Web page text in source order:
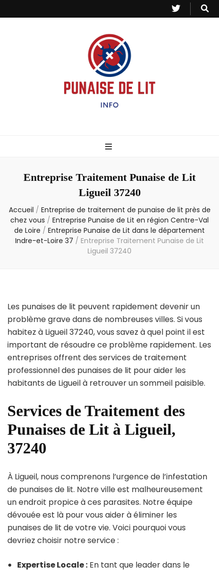
– Info
Entreprise Traitement Punaise de Lit
Ligueil 37240
Accueil / Entreprise de traitement de punaise de lit près de
chez vous / Entreprise Punaise de Lit en région Centre-Val
de Loire / Entreprise Punaise de Lit dans le département
Indre-et-Loire 37 / Entreprise Traitement Punaise de Lit
Ligueil 37240
Les punaises de lit peuvent rapidement devenir un
problème grave dans de nombreuses villes. Si vous
habitez à Ligueil 37240, vous savez à quel point il est
important de résoudre ce problème rapidement. Les
entreprises offrent des services de traitement
professionnel des punaises de lit pour aider les
habitants de Ligueil à retrouver un sommeil paisible.
Services de Traitement des
Punaises de Lit à Ligueil,
37240
À Ligueil, nous comprenons l’urgence de l’infestation
de punaises de lit. Notre ville est malheureusement
un endroit propice à ces parasites. Notre équipe
dévouée est là pour vous aider à éliminer les
punaises de lit de votre vie. Voici pourquoi vous
devriez choisir notre service :
Expertise Locale : En tant que leader dans le